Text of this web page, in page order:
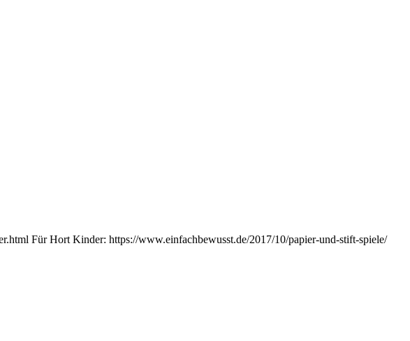
Für Hort Kinder: https://www.einfachbewusst.de/2017/10/papier-und-stift-spiele/